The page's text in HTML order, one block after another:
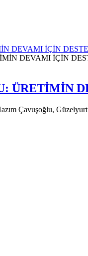
DEVAMI İÇİN
ÜRETİMİN
Çavuşoğlu,